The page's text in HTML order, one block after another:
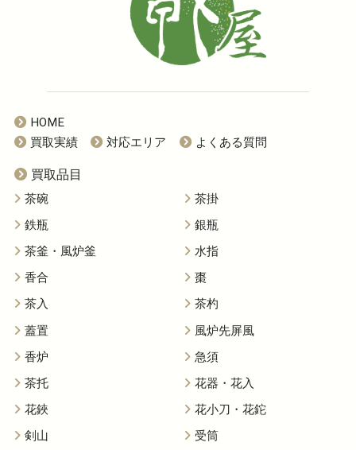
HOME
買取実績
対応エリア よくある質問
買取品目
茶碗
茶掛
鉄瓶
銀瓶
茶釜・風炉釜
水指
香合
棗
茶入
茶杓
蓋置
風炉先屏風
香炉
急須
茶托
花器・花入
花鋏
花小刀・花鉈
剣山
受筒